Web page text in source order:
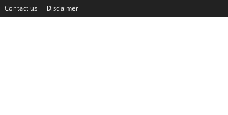
Contact us Disclaimer